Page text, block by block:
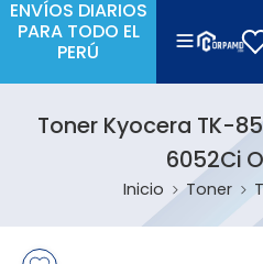
ENVÍOS DIARIOS
PARA TODO EL
PERÚ
Toner Kyocera TK-
6052Ci
Inicio Toner